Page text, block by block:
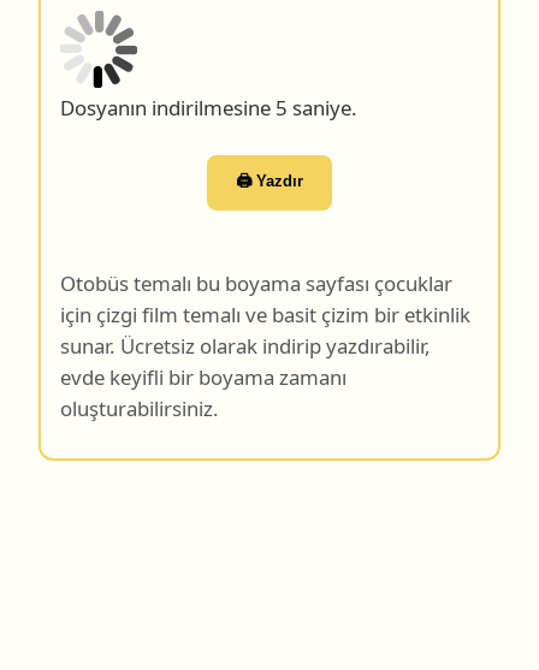
Dosyanın indirilmesine 4 saniye.
sunar. Ücretsiz olarak indirip yazdırabilir,
evde keyifli bir boyama zamanı
oluşturabilirsiniz.